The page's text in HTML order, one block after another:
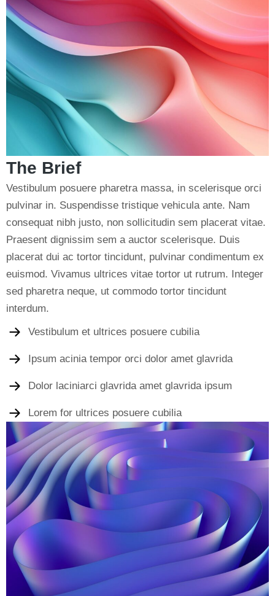
The Brief
Vestibulum posuere pharetra massa, in scelerisque orci
pulvinar in. Suspendisse tristique vehicula ante. Nam
consequat nibh justo, non sollicitudin sem placerat vitae.
Praesent dignissim sem a auctor scelerisque. Duis
placerat dui ac tortor tincidunt, pulvinar condimentum ex
euismod. Vivamus ultrices vitae tortor ut rutrum. Integer
sed pharetra neque, ut commodo tortor tincidunt
interdum.
Vestibulum et ultrices posuere cubilia
Ipsum acinia tempor orci dolor amet glavrida
Dolor laciniarci glavrida amet glavrida ipsum
Lorem for ultrices posuere cubilia